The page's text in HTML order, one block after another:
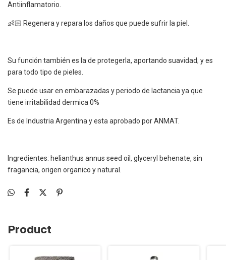
Antiinflamatorio.
👶🏻 Regenera y repara los daños que puede sufrir la piel.
Su función también es la de protegerla, aportando suavidad; y es
para todo tipo de pieles.
Se puede usar en embarazadas y periodo de lactancia ya que
tiene irritabilidad dermica 0%
Es de Industria Argentina y esta aprobado por ANMAT.
Ingredientes: helianthus annus seed oil, glyceryl behenate, sin
fragancia, origen organico y natural.
Product